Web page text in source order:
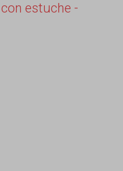
estuche -